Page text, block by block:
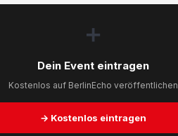
➕
Dein Event eintragen
Kostenlos auf BerlinEcho veröffentlichen
→ Kostenlos eintragen